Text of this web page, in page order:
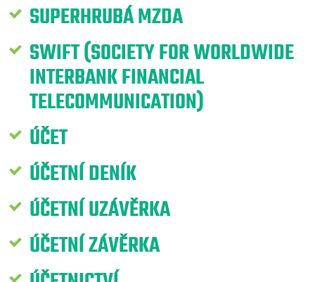
SUPERHRUBÁ MZDA
SWIFT (SOCIETY FOR WORLDWIDE
INTERBANK FINANCIAL
TELECOMMUNICATION)
ÚČET
ÚČETNÍ DENÍK
ÚČETNÍ UZÁVĚRKA
ÚČETNÍ ZÁVĚRKA